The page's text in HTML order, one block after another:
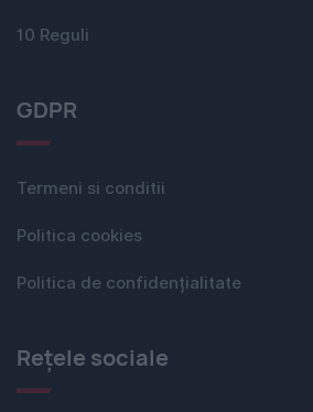
10 Reguli
GDPR
Termeni si conditii
Politica cookies
Politica de confidențialitate
Rețele sociale